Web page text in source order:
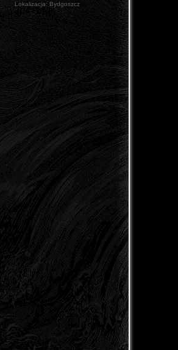
Lokalizacja: Bydgoszcz